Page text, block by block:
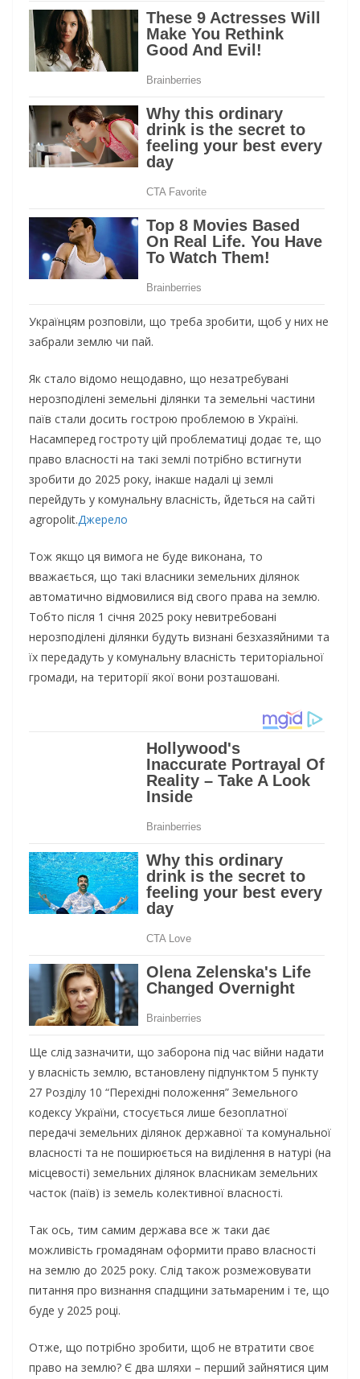
Українцям розповіли, що треба зробити, щоб у них не
забрали землю чи пай.
Як стало відомо нещодавно, що незатребувані
нерозподілені земельні ділянки та земельні частини
паїв стали досить гострою проблемою в Україні.
Насамперед гостроту цій проблематиці додає те, що
право власності на такі землі потрібно встигнути
зробити до 2025 року, інакше надалі ці землі
перейдуть у комунальну власність, йдеться на сайті
agropolit.Джерело
Тож якщо ця вимога не буде виконана, то
вважається, що такі власники земельних ділянок
автоматично відмовилися від свого права на землю.
Тобто після 1 січня 2025 року невитребовані
нерозподілені ділянки будуть визнані безхазяйними та
їх передадуть у комунальну власність територіальної
громади, на території якої вони розташовані.
Ще слід зазначити, що заборона під час війни надати
у власність землю, встановлену підпунктом 5 пункту
27 Розділу 10 “Перехідні положення” Земельного
кодексу України, стосується лише безоплатної
передачі земельних ділянок державної та комунальної
власності та не поширюється на виділення в натурі (на
місцевості) земельних ділянок власникам земельних
часток (паїв) із земель колективної власності.
Так ось, тим самим держава все ж таки дає
можливість громадянам оформити право власності
на землю до 2025 року. Слід також розмежовувати
питання про визнання спадщини затьмареним і те, що
буде у 2025 році.
Отже, що потрібно зробити, щоб не втратити своє
право на землю? Є два шляхи – перший зайнятися цим